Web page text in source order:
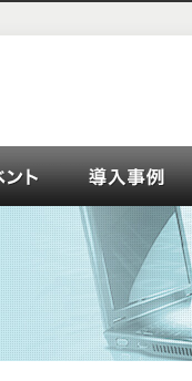
紹介
ョン イベント